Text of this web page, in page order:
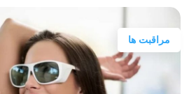
مراقبت ها